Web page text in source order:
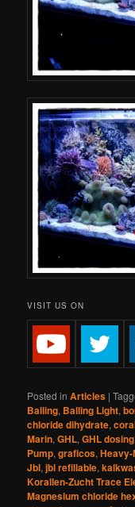
VISIT US ON
Posted in Articles |
Balling, Balling Light,
chloride dihydrate,
Marin,GHL,GHL
Pump,graficos,
Jbl,jbl refillable,
Korallen-Zucht Trace
Magnesium chloride